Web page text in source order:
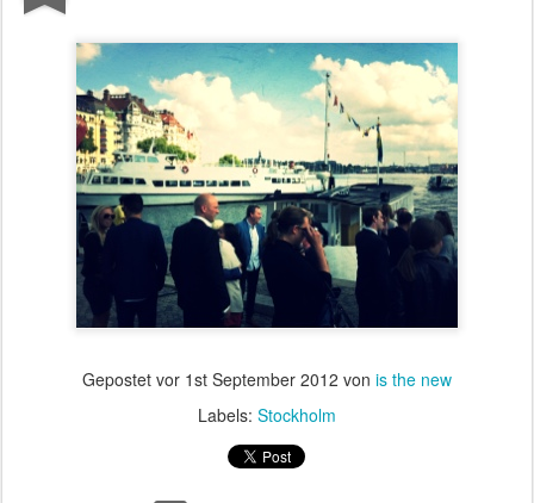
Gepostet vor 1st September 2012 von is the new
Labels: Stockholm